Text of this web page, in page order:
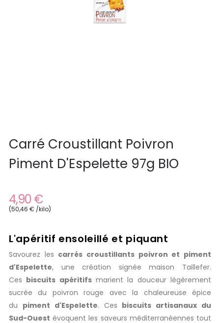
Carré Croustillant Poivron
Piment D'Espelette 97g BIO
4,90 €
(50,46 € /kilo)
L'apéritif ensoleillé et piquant
Savourez les carrés croustillants poivron et piment
d'Espelette, une création signée maison Taillefer.
Ces biscuits apéritifsmarient la douceur légèrement
sucrée du poivron rouge avec la chaleureuse épice
du piment d'Espelette. Ces biscuits artisanaux du
Sud-Ouest évoquent les saveurs méditerranéennes tout